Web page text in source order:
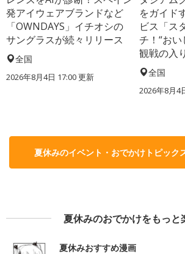
発アイウェアブランドなど
「OWNDAYS」イチオシの
サングラスが続々リリース
全国
2026年8月4日 17:00更新
をガイド
ビス「ス
チ！“お
観戦の入
全国
2026年8月4
夏休みのイベント・おでかけトピック
夏休みのおでかけをもっと
夏休みおすすめ漫画